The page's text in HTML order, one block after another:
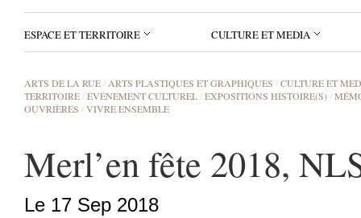
ESPACE ET TERRITOIRE CULTURE ET MEDIA
ARTS DE LA RUE / ARTS PLASTIQUES ET GRAPHIQUES /CULTURE ET
TERRITOIRE /ÉVÉNEMENT CULTUREL /EXPOSITIONS HISTOIRE(S) /
OUVRIÈRES /VIVRE ENSEMBLE
Merl’en fête 2018,
Le 17 Sep 2018